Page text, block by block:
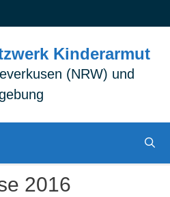
Kinderarmut
(NRW) und
2016